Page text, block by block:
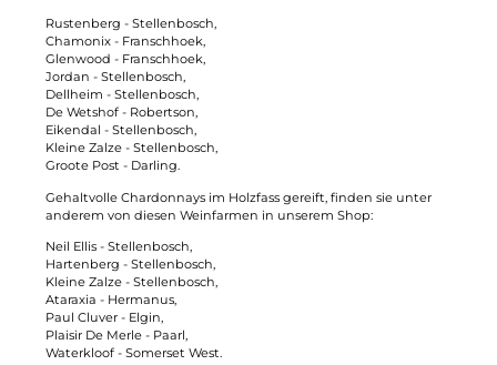
Rustenberg - Stellenbosch,
Chamonix - Franschhoek,
Glenwood - Franschhoek,
Jordan - Stellenbosch,
Dellheim - Stellenbosch,
De Wetshof - Robertson,
Eikendal - Stellenbosch,
Kleine Zalze - Stellenbosch,
Groote Post - Darling.
Gehaltvolle Chardonnays im Holzfass gereift, finden sie unter
anderem von diesen Weinfarmen in unserem Shop:
Neil Ellis - Stellenbosch,
Hartenberg - Stellenbosch,
Kleine Zalze - Stellenbosch,
Ataraxia - Hermanus,
Paul Cluver - Elgin,
Plaisir De Merle - Paarl,
Waterkloof - Somerset West.